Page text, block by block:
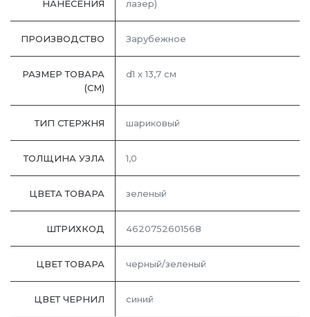
НАНЕСЕНИЯ лазер)
ПРОИЗВОДСТВО Зарубежное
РАЗМЕР ТОВАРА
(СМ)
d1 х 13,7 см
ТИП СТЕРЖНЯ шариковый
ТОЛЩИНА УЗЛА 1,0
ЦВЕТА ТОВАРА зеленый
ШТРИХКОД 4620752601568
ЦВЕТ ТОВАРА черный/зеленый
ЦВЕТ ЧЕРНИЛ синий